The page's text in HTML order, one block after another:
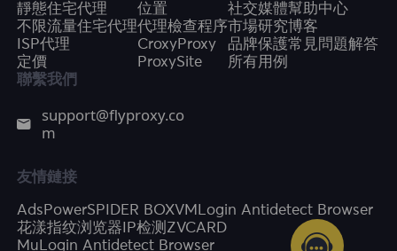
靜態住宅代理
不限流量住宅代理
ISP代理
定價
位置
代理檢查程序
CroxyProxy
ProxySite
社交媒體
市場研究
品牌保護
所有用例
幫助中心
博客
常見問題解答
聯繫我們
support@flyproxy.co
m
友情鏈接
AdsPowerSPIDER BOXVMLogin Antidetect Browser
花漾指纹浏览器 IP检测 ZVCARD
MuLogin Antidetect Browser